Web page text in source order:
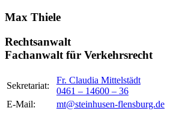
Max Thiele
Rechtsanwalt
Fachanwalt für Verkehrsrecht
Sekretariat:
Fr. Claudia Mittelstädt
0461 – 14600 – 36
E-Mail:
mt@steinhusen-flensburg.de